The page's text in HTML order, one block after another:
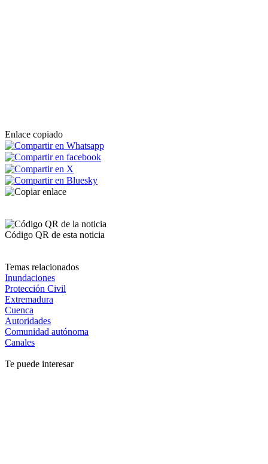
Enlace copiado
Código QR de esta noticia
Temas relacionados
Inundaciones
Protección Civil
Extremadura
Cuenca
Autoridades
Comunidad autónoma
Canales
Te puede interesar